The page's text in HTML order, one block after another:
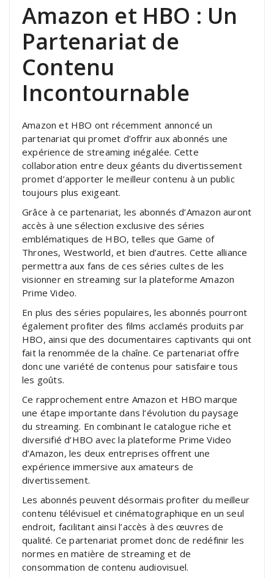
Amazon et HBO : Un
Partenariat de
Contenu
Incontournable
Amazon et HBO ont récemment annoncé un
partenariat qui promet d’offrir aux abonnés une
expérience de streaming inégalée. Cette
collaboration entre deux géants du divertissement
promet d’apporter le meilleur contenu à un public
toujours plus exigeant.
Grâce à ce partenariat, les abonnés d’Amazon auront
accès à une sélection exclusive des séries
emblématiques de HBO, telles que Game of
Thrones, Westworld, et bien d’autres. Cette alliance
permettra aux fans de ces séries cultes de les
visionner en streaming sur la plateforme Amazon
Prime Video.
En plus des séries populaires, les abonnés pourront
également profiter des films acclamés produits par
HBO, ainsi que des documentaires captivants qui ont
fait la renommée de la chaîne. Ce partenariat offre
donc une variété de contenus pour satisfaire tous
les goûts.
Ce rapprochement entre Amazon et HBO marque
une étape importante dans l’évolution du paysage
du streaming. En combinant le catalogue riche et
diversifié d’HBO avec la plateforme Prime Video
d’Amazon, les deux entreprises offrent une
expérience immersive aux amateurs de
divertissement.
Les abonnés peuvent désormais profiter du meilleur
contenu télévisuel et cinématographique en un seul
endroit, facilitant ainsi l’accès à des œuvres de
qualité. Ce partenariat promet donc de redéfinir les
normes en matière de streaming et de
consommation de contenu audiovisuel.